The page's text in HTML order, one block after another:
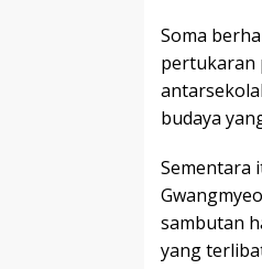
Soma
pertukaran
budaya
Sementara
sambutan
yang